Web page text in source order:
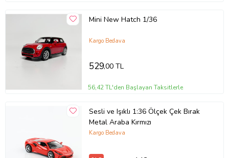
Mini New Hatch 1/36
Kargo Bedava
529,00 TL
56,42 TL'den Başlayan Taksitlerle
Sesli ve Işıklı 1:36 Ölçek Çek Bırak
Metal Araba Kırmızı
Kargo Bedava